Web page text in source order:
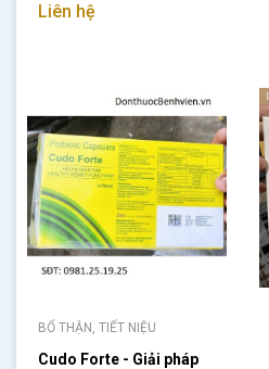
Liên hệ
BỔ THẬN, TIẾT NIỆU
Cudo Forte - Giải pháp